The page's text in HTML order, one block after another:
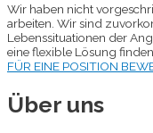
Wir haben nicht
arbeiten. Wir sind
Lebenssituationen der
eine flexible Lösung finden.
FÜR EINE POSITION
Über uns